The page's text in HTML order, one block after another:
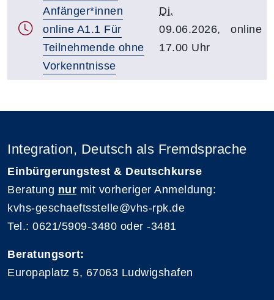
Anfänger*innen
online A1.1 Für
Teilnehmende ohne
Vorkenntnisse
Di.
09.06.2026,
17.00 Uhr
online
Integration, Deutsch als Fremdsprache
Einbürgerungstest & Deutschkurse
Beratung nur mit vorheriger Anmeldung:
kvhs-geschaeftsstelle@vhs-rpk.de
Tel.: 0621/5909-3480 oder -3481
Beratungsort:
Europaplatz 5, 67063 Ludwigshafen